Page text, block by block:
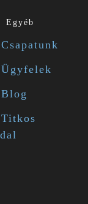
Egyéb
Csapatunk
Ügyfelek
Blog
Titkos